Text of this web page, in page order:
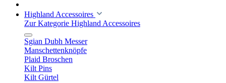
Highland Accessoires
Zur Kategorie Highland Accessoires
Sgian Dubh Messer
Manschettenknöpfe
Plaid Broschen
Kilt Pins
Kilt Gürtel